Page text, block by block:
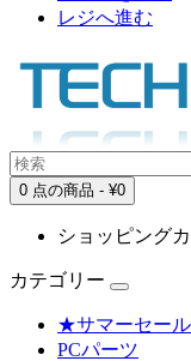
レジへ進む
0 点の商品 - ¥0
ショッピング
カテゴリー
★サマーセー
PCパーツ